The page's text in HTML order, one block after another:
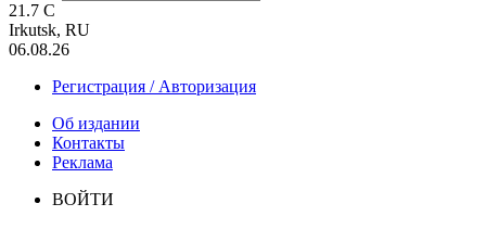
21.7 C
Irkutsk, RU
06.08.26
Регистрация / Авторизация
Об издании
Контакты
Реклама
ВОЙТИ